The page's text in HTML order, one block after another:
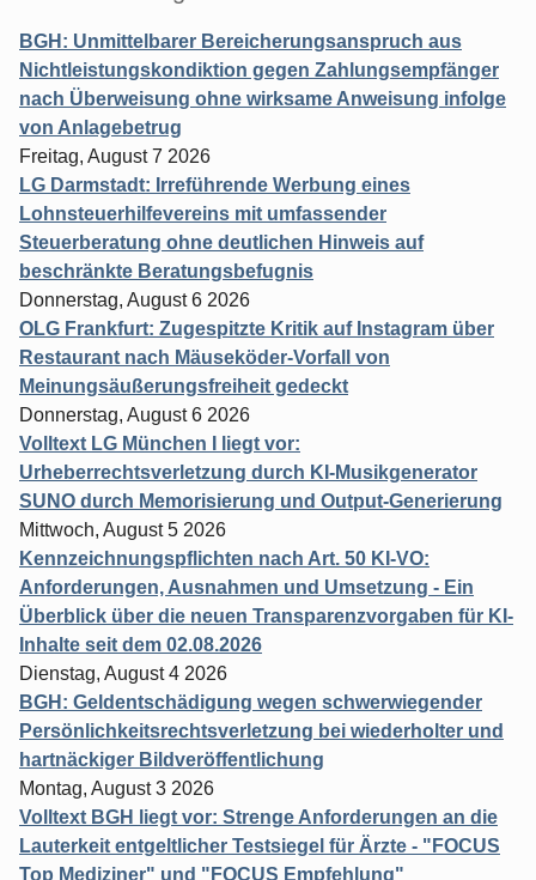
BGH: Unmittelbarer Bereicherungsanspruch aus
Nichtleistungskondiktion gegen Zahlungsempfänger
nach Überweisung ohne wirksame Anweisung infolge
von Anlagebetrug
Freitag, August 7 2026
LG Darmstadt: Irreführende Werbung eines
Lohnsteuerhilfevereins mit umfassender
Steuerberatung ohne deutlichen Hinweis auf
beschränkte Beratungsbefugnis
Donnerstag, August 6 2026
OLG Frankfurt: Zugespitzte Kritik auf Instagram über
Restaurant nach Mäuseköder-Vorfall von
Meinungsäußerungsfreiheit gedeckt
Donnerstag, August 6 2026
Volltext LG München I liegt vor:
Urheberrechtsverletzung durch KI-Musikgenerator
SUNO durch Memorisierung und Output-Generierung
Mittwoch, August 5 2026
Kennzeichnungspflichten nach Art. 50 KI-VO:
Anforderungen, Ausnahmen und Umsetzung - Ein
Überblick über die neuen Transparenzvorgaben für KI-
Inhalte seit dem 02.08.2026
Dienstag, August 4 2026
BGH: Geldentschädigung wegen schwerwiegender
Persönlichkeitsrechtsverletzung bei wiederholter und
hartnäckiger Bildveröffentlichung
Montag, August 3 2026
Volltext BGH liegt vor: Strenge Anforderungen an die
Lauterkeit entgeltlicher Testsiegel für Ärzte - "FOCUS
Top Mediziner" und "FOCUS Empfehlung"